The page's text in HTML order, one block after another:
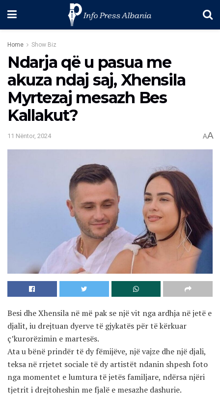
Home Show Biz
Ndarja që u pasua me
akuza ndaj saj, Xhensila
Myrtezaj mesazh Bes
Kallakut?
11 Nëntor, 2024 AA
Besi dhe Xhensila në më pak se një vit nga ardhja në jetë e
djalit, iu drejtuan dyerve të gjykatës për të kërkuar
ç’kurorëzimin e martesës.
Ata u bënë prindër të dy fëmijëve, një vajze dhe një djali,
teksa në rrjetet sociale të dy artistët ndanin shpesh foto
nga momentet e lumtura të jetës familjare, ndërsa njëri
tjetrit i drejtoheshin me fjalë e mesazhe dashurie.